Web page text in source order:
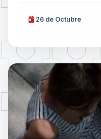
26 de Octubre